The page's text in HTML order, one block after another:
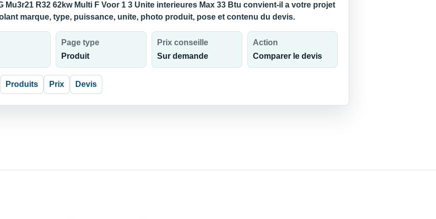
Mu3r21 R32 62kw Multi F Voor 1 3 Unite interieures Max 33 Btu convient-il a votre projet
marque, type, puissance, unite, photo produit, pose et contenu du devis.
Page type
Produit
Prix conseille
Sur demande
Action
Comparer le devis
Produits Prix Devis